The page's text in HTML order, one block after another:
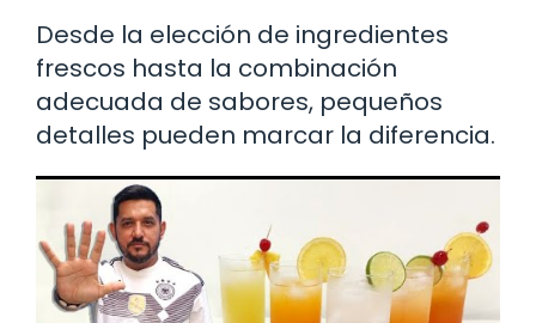
Desde la elección de ingredientes
frescos hasta la combinación
adecuada de sabores, pequeños
detalles pueden marcar la diferencia.